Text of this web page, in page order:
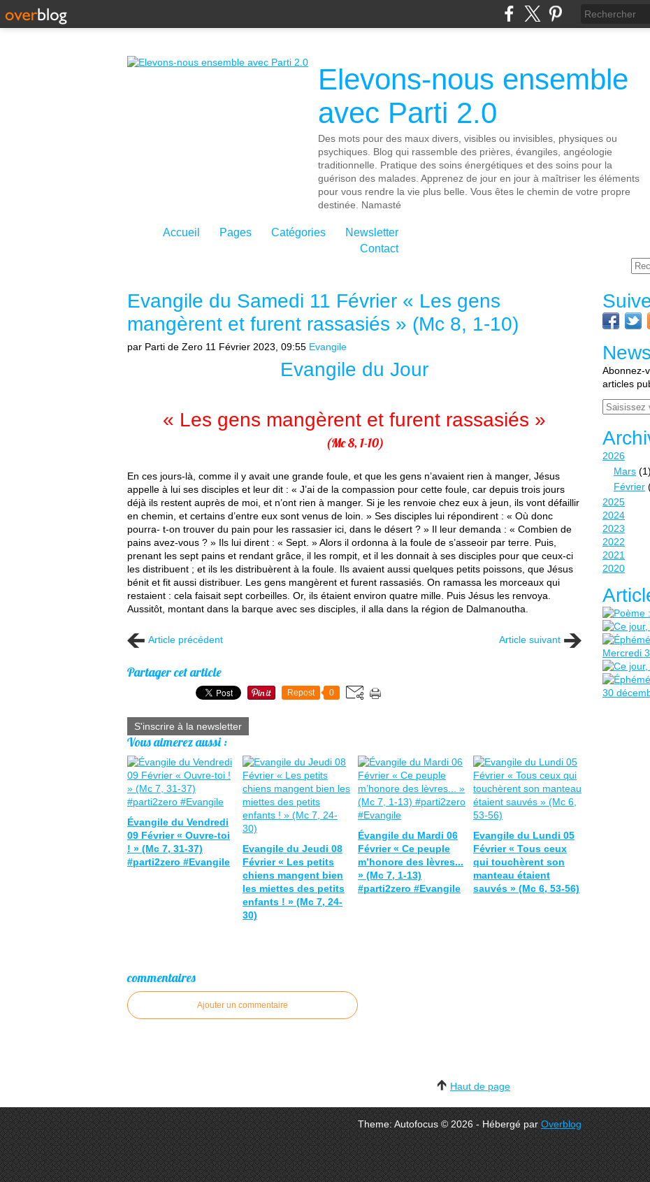
Elevons-nous ensemble
avec Parti 2.0
Des mots pour des maux divers, visibles ou invisibles, physiques ou
psychiques. Blog qui rassemble des prières, évangiles, angéologie
traditionnelle. Pratique des soins énergétiques et des soins pour la
guérison des malades. Apprenez de jour en jour à maîtriser les éléments
pour vous rendre la vie plus belle. Vous êtes le chemin de votre propre
destinée. Namasté
Accueil Pages Catégories
Newsletter
Contact
Evangile du Samedi 11 Février « Les gens
mangèrent et furent rassasiés » (Mc 8, 1-10)
par Parti de Zero 11 Février 2023, 09:55 Evangile
Evangile du Jour
« Les gens mangèrent et furent rassasiés »
(Mc 8, 1-10)
En ces jours-là, comme il y avait une grande foule, et que les gens n’avaient rien à manger, Jésus
appelle à lui ses disciples et leur dit : « J’ai de la compassion pour cette foule, car depuis trois jours
déjà ils restent auprès de moi, et n’ont rien à manger. Si je les renvoie chez eux à jeun, ils vont défaillir
en chemin, et certains d’entre eux sont venus de loin. » Ses disciples lui répondirent : « Où donc
pourra- t-on trouver du pain pour les rassasier ici, dans le désert ? » Il leur demanda : « Combien de
pains avez-vous ? » Ils lui dirent : « Sept. » Alors il ordonna à la foule de s’asseoir par terre. Puis,
prenant les sept pains et rendant grâce, il les rompit, et il les donnait à ses disciples pour que ceux-ci
les distribuent ; et ils les distribuèrent à la foule. Ils avaient aussi quelques petits poissons, que Jésus
bénit et fit aussi distribuer. Les gens mangèrent et furent rassasiés. On ramassa les morceaux qui
restaient : cela faisait sept corbeilles. Or, ils étaient environ quatre mille. Puis Jésus les renvoya.
Aussitôt, montant dans la barque avec ses disciples, il alla dans la région de Dalmanoutha.
Article précédent Article suivant
Partager cet article
Repost 0
S'inscrire à la newsletter
Vous aimerez aussi :
Évangile du Vendredi
09 Février « Ouvre-toi
! » (Mc 7, 31-37)
#parti2zero #Evangile
Evangile du Jeudi 08
Février « Les petits
chiens mangent bien
les miettes des petits
enfants ! » (Mc 7, 24-
30)
Évangile du Mardi 06
Février « Ce peuple
m’honore des lèvres...
» (Mc 7, 1-13)
#parti2zero #Evangile
Evangile du Lundi 05
Février « Tous ceux
qui touchèrent son
manteau étaient
sauvés » (Mc 6, 53-56)
commentaires
Ajouter un commentaire
Abonnez-
articles
Email
2026
Mars (1)
Février
2025
2024
2023
2022
2021
2020
Haut de page
Theme: Autofocus © 2026 - Hébergé parOverblog